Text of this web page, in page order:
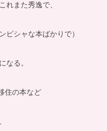
れまた秀逸で、
ピシャな本ばかりで）
なる。
住の本など